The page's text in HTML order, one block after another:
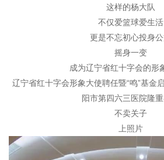
这样的杨大队
不仅爱篮球爱生活
更是不忘初心投身
摇身一变
成为辽宁省红十字会的形
辽宁省红十字会形象大使聘任暨“鸣”基金
阳市第四六三医院隆
不卖关子
上照片